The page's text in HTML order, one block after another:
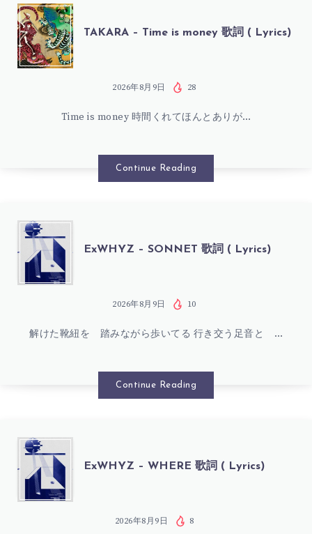
AGAINST
PREWARE
ROYAL
CROWN
(
LYRICS)
TAKARA
–
MONEY
詞
(
LYRICS)
TAKARA – Time is money 歌詞 ( Lyrics)
2026年8月9日 28
Time is money 時間くれてほんとありが…
Continue Reading
EXWHYZ
–
SONNET
歌
LYRICS)
ExWHYZ – SONNET 歌詞 ( Lyrics)
2026年8月9日 10
解けた靴紐を 踏みながら歩いてる 行き交う足音と …
Continue Reading
EXWHYZ
–
ExWHYZ – WHERE 歌詞 ( Lyrics)
2026年8月9日 8